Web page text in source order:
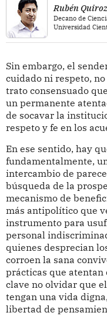
Rubén
Decano de
Universidad
Sin embargo, el
cuidado ni respeto,
trato consensuado
un permanente
de socavar la
respeto y fe en los
En ese sentido, hay
fundamentalmente,
intercambio de
búsqueda de la
mecanismo de
más antipolítico que
instrumento para
personal
quienes desprecian
corroen la sana
prácticas que atentan
clave no olvidar que
tengan una vida
libertad de